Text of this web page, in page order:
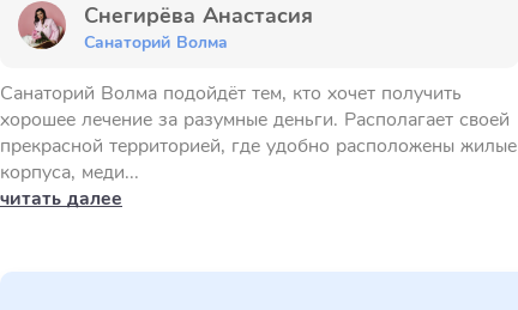
Снегирёва Анастасия
Санаторий Волма
Санаторий Волма подойдёт тем, кто хочет получить
хорошее лечение за разумные деньги. Располагает своей
прекрасной территорией, где удобно расположены жилые
корпуса, меди...
читать далее